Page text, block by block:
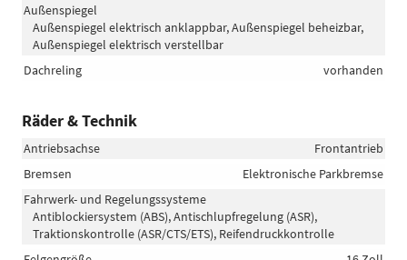
Außenspiegel
Außenspiegel elektrisch anklappbar, Außenspiegel beheizbar,
Außenspiegel elektrisch verstellbar
Dachreling
vorhanden
Räder & Technik
Antriebsachse
Frontantrieb
Bremsen
Elektronische Parkbremse
Fahrwerk- und Regelungssysteme
Antiblockiersystem (ABS), Antischlupfregelung (ASR),
Traktionskontrolle (ASR/CTS/ETS), Reifendruckkontrolle